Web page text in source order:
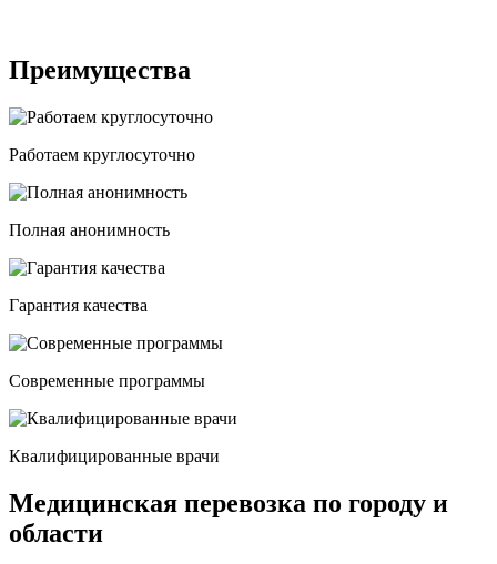
Преимущества
Работаем круглосуточно
Полная анонимность
Гарантия качества
Современные программы
Квалифицированные врачи
Медицинская перевозка по городу и
области